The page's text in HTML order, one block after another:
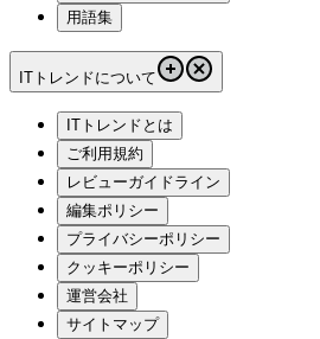
用語集
ITトレンドについて
ITトレンドとは
ご利用規約
レビューガイドライン
編集ポリシー
プライバシーポリシー
クッキーポリシー
運営会社
サイトマップ